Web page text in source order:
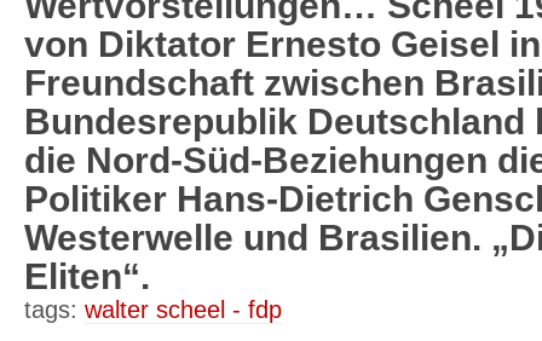
von Diktator Ernesto Geisel
Freundschaft zwischen
Bundesrepublik Deutschland
die Nord-Süd-Beziehungen
Politiker Hans-Dietrich
Westerwelle und Brasilien.
Eliten“.
tags: walter scheel - fdp